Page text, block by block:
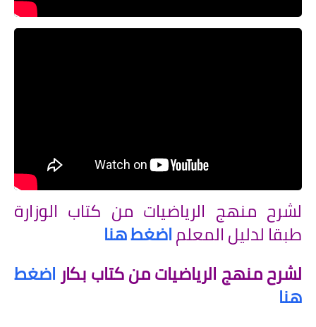
لشرح منهج الرياضيات من كتاب الوزارة
طبقا لدليل المعلماضغط هنا
لشرح منهج الرياضيات من كتاب بكاراضغط
هنا